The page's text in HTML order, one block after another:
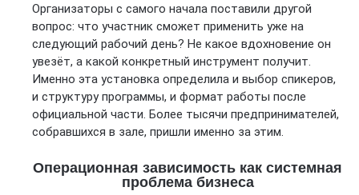
Организаторы с самого начала поставили другой
вопрос: что участник сможет применить уже на
следующий рабочий день? Не какое вдохновение он
увезёт, а какой конкретный инструмент получит.
Именно эта установка определила и выбор спикеров,
и структуру программы, и формат работы после
официальной части. Более тысячи предпринимателей,
собравшихся в зале, пришли именно за этим.
Операционная зависимость как системная
проблема бизнеса